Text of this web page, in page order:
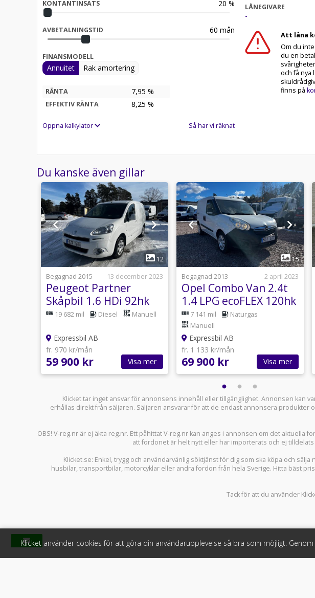
KONTANTINSATS 20 %
AVBETALNINGSTID 60 mån
FINANSMODELL
Annuitet Rak amortering
RÄNTA 7,95 %
EFFEKTIV RÄNTA 8,25 %
Öppna kalkylator Så har vi räknat
LÅNEGIVARE
-
Att låna
Om du
du en
och få nya
finns på
Du kanske även gillar
1
12
Begagnad 2015
13 december 2023
Peugeot Partner
Skåpbil 1.6 HDi 92hk
Ny besiktad
19 682 mil Diesel Manuell
Expressbil AB
fr. 970 kr/mån
59 900 kr Visa mer
1
15
Begagnad 2013
2 april 2023
Opel Combo Van 2.4t
1.4 LPG ecoFLEX 120hk
NY Bes & Servad
7 141 mil
Naturgas
Manuell
Expressbil AB
fr. 1 133 kr/mån
69 900 kr Visa mer
Klicket tar inget ansvar för annonsens innehåll eller tillgänglighet. Annonsen kan
erhållas direkt från säljaren. Säljaren ansvarar för att de endast annonsera produkter
OBS! V-reg.nr är ej äkta reg.nr. Ett påhittat V-reg.nr kan anges i annonsen om det aktuella
att fordonet är helt nytt eller har importerats och ej
Klicket.se: Enkel, trygg och användarvänlig söktjänst för dig som ska köpa och sälja
husbilar,transportbilar, motorcyklar eller andra fordon från hela Sverige. Hitta bäst
Tack för att du använder
Klicket använder cookies för att göra din användarupplevelse så bra som möjligt.